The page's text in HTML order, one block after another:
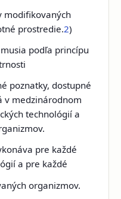
modifikovaných
prostredie.2)
podľa princípu
poznatky, dostupné
v medzinárodnom
technológií a
pre každé
a pre každé
organizmov.